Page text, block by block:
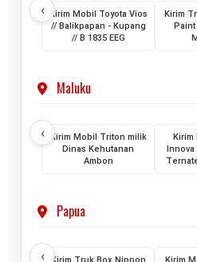
‹
Kirim Mobil Toyota Vios
// Balikpapan - Kupang
// B 1835 EEG
Kirim
Maluku
‹
Kirim Mobil Triton milik
Dinas Kehutanan
Ambon
Papua
‹